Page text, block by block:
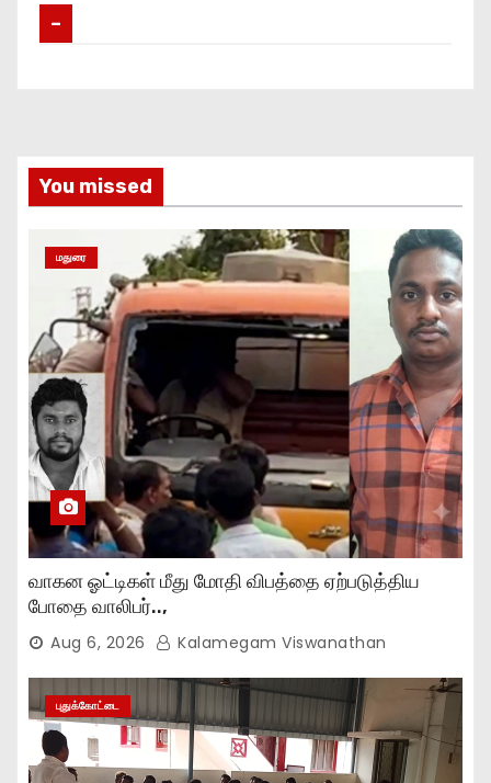
–
You missed
மதுரை
வாகன ஓட்டிகள் மீது மோதி விபத்தை ஏற்படுத்திய
போதை வாலிபர்..,
Aug 6, 2026 Kalamegam Viswanathan
புதுக்கோட்டை